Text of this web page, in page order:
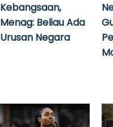
Kebangsaan,
Menag: Beliau Ada
Urusan Negara